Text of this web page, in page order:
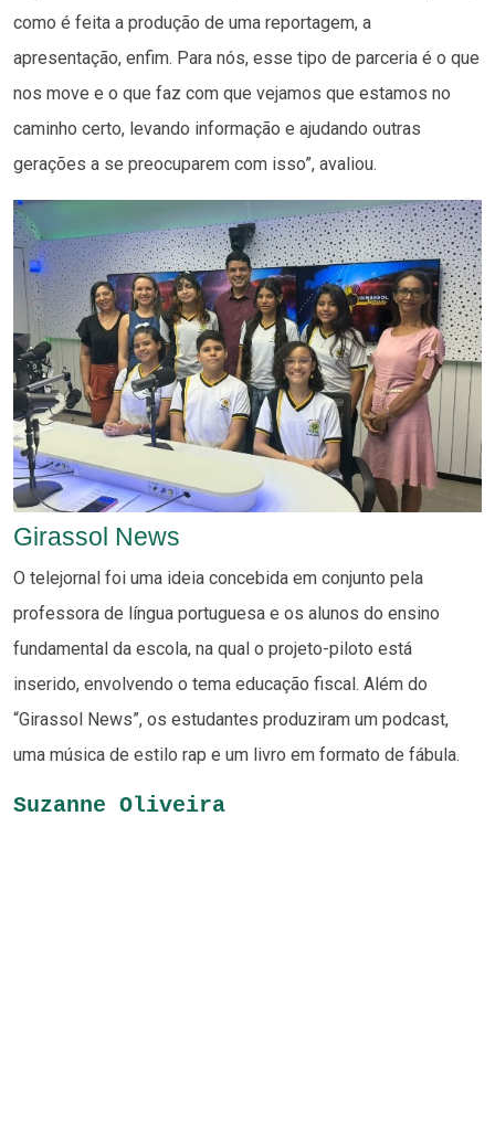
como é feita a produção de uma reportagem, a
apresentação, enfim. Para nós, esse tipo de parceria é o que
nos move e o que faz com que vejamos que estamos no
caminho certo, levando informação e ajudando outras
gerações a se preocuparem com isso”, avaliou.
Girassol News
O telejornal foi uma ideia concebida em conjunto pela
professora de língua portuguesa e os alunos do ensino
fundamental da escola, na qual o projeto-piloto está
inserido, envolvendo o tema educação fiscal. Além do
“Girassol News”, os estudantes produziram um podcast,
uma música de estilo rap e um livro em formato de fábula.
Suzanne Oliveira